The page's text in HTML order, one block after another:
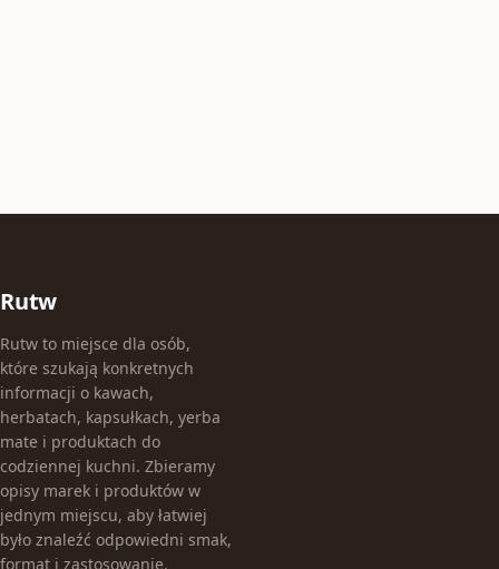
Rutw
Rutw to miejsce dla osób,
które szukają konkretnych
informacji o kawach,
herbatach, kapsułkach, yerba
mate i produktach do
codziennej kuchni. Zbieramy
opisy marek i produktów w
jednym miejscu, aby łatwiej
było znaleźć odpowiedni smak,
format i zastosowanie.